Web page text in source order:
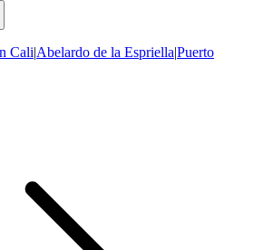
Cali|Abelardo de la Espriella|Puerto